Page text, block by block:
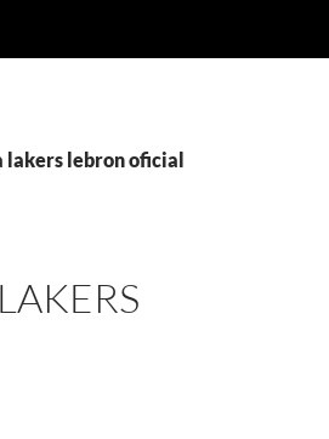
lakers lebron oficial